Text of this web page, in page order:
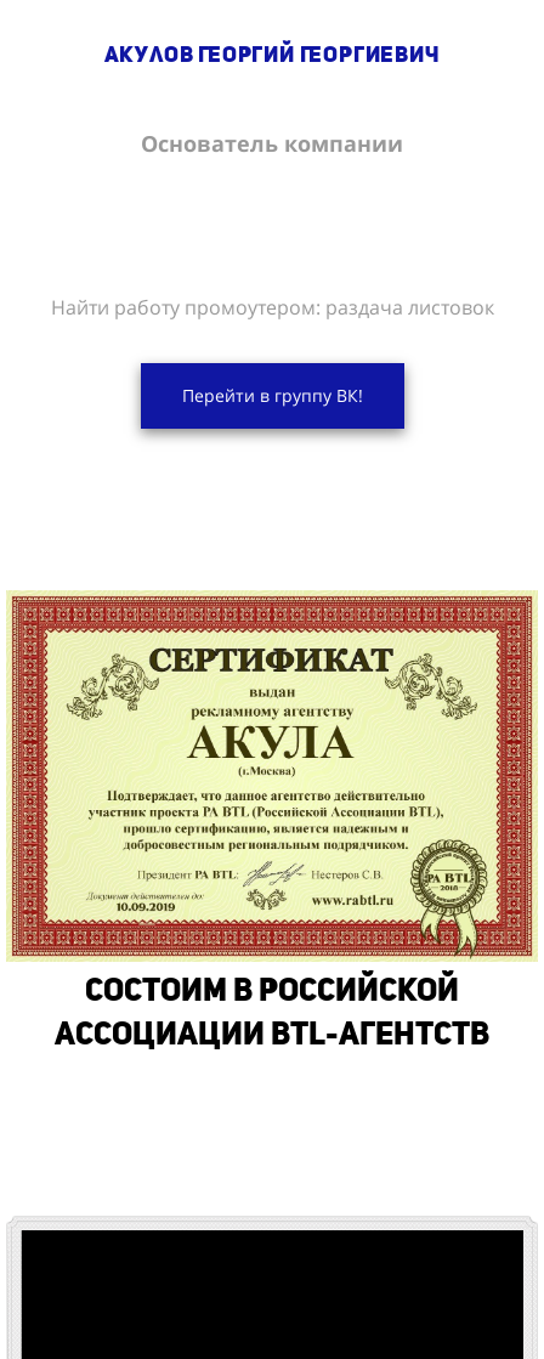
Акулов Георгий Георгиевич
Основатель компании
Найти работу промоутером: раздача листовок
Перейти в группу ВК!
Состоим в Российской
Ассоциации BTL-Агентств